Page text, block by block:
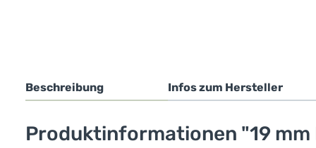
Beschreibung Infos zum Hersteller
Produktinformationen "19 mm